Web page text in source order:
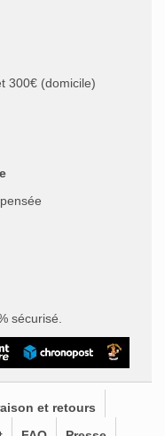
300€ (domicile)
sécurisé.
et retours